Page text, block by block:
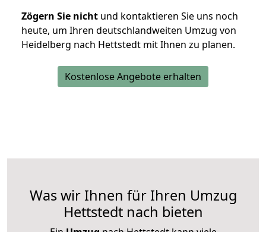
Zögern Sie nicht und kontaktieren Sie uns noch
heute, um Ihren deutschlandweiten Umzug von
Heidelberg nach Hettstedt mit Ihnen zu planen.
Kostenlose Angebote erhalten
Was wir Ihnen für Ihren Umzug
Hettstedt nach bieten